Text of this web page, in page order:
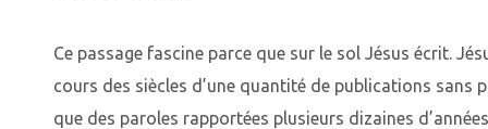
Ce passage fascine parce que sur le sol Jésus écrit.
cours des siècles d’une quantité de publications sans
que des paroles rapportées plusieurs dizaines